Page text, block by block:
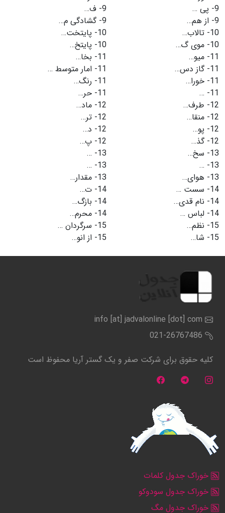
9- پی …
9- از هم…
10- تالاب…
10- موی گ…
11- میو…
11- گاز دس…
11- خورا…
11-
…
12- طرف…
12- منقا…
12- پو…
12- گذ…
13- سخ…
13-
…
13- هوای…
14- سست …
14- نام قدی…
14- لباس …
15- نظم…
15- شا…
9- ف…
9- گشادگی م…
10- پایتخت…
10- پایتخ…
11- بخا…
11- امار متوسط …
11- رنگ…
11- حر…
12- ماد…
12- تر…
12- د…
12- پ…
13-
…
13-
…
13- مقدار…
14- ت…
14- بازگ…
14- محرم…
15- سرگردان …
15- از انو…
info [at] jadvalonline [dot] com
021-26767486
کلیه حقوق برای شرکت صفر و یک گستر آریا محفوظ است
خوراک جدول کلمات
خوراک جدول سودوکو
خوراک جدول مگ